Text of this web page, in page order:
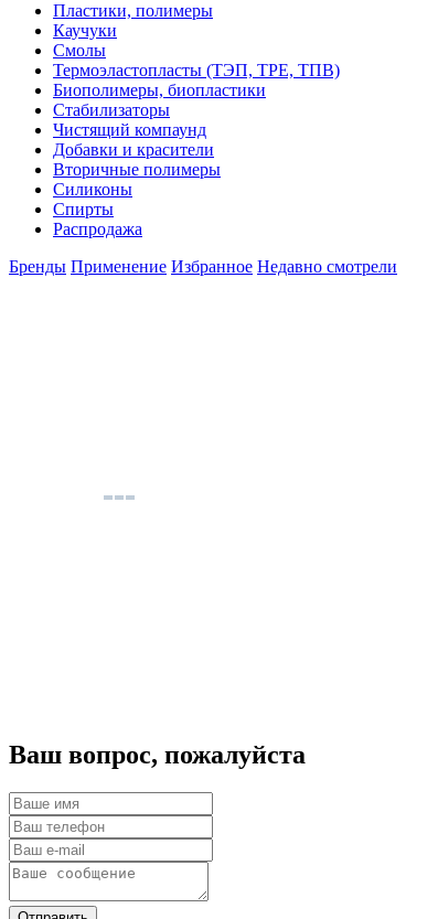
Пластики, полимеры
Каучуки
Смолы
Термоэластопласты (ТЭП, TPE, ТПВ)
Биополимеры, биопластики
Стабилизаторы
Чистящий компаунд
Добавки и красители
Вторичные полимеры
Силиконы
Спирты
Распродажа
Бренды Применение Избранное Недавно смотрели
Ваш вопрос, пожалуйста